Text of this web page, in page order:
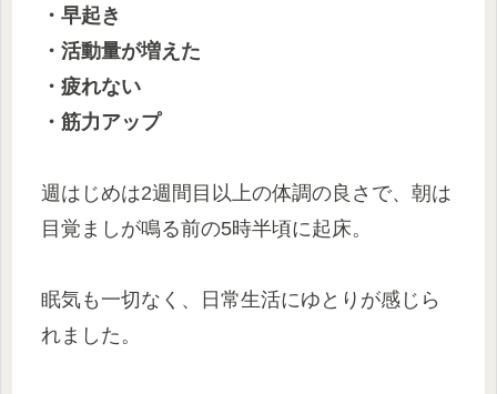
・早起き
・活動量が増えた
・疲れない
・筋力アップ
週はじめは2週間目以上の体調の良さで、朝は
目覚ましが鳴る前の5時半頃に起床。
眠気も一切なく、日常生活にゆとりが感じら
れました。